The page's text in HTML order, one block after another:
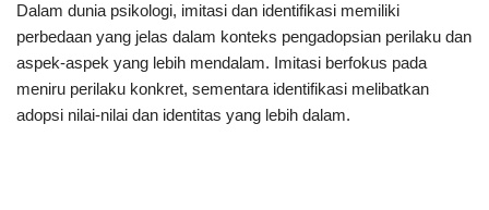
Dalam dunia psikologi, imitasi dan identifikasi memiliki
perbedaan yang jelas dalam konteks pengadopsian perilaku dan
aspek-aspek yang lebih mendalam. Imitasi berfokus pada
meniru perilaku konkret, sementara identifikasi melibatkan
adopsi nilai-nilai dan identitas yang lebih dalam.